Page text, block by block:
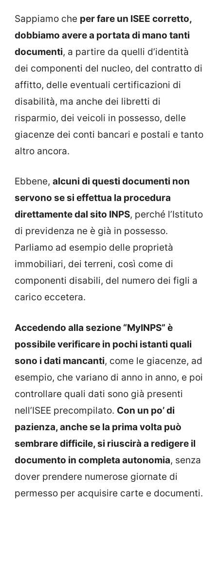
Sappiamo che per fare un ISEE corretto,
dobbiamo avere a portata di mano tanti
documenti, a partire da quelli d’identità
dei componenti del nucleo, del contratto di
affitto, delle eventuali certificazioni di
disabilità, ma anche dei libretti di
risparmio, dei veicoli in possesso, delle
giacenze dei conti bancari e postali e tanto
altro ancora.
Ebbene, alcuni di questi documenti non
servono se si effettua la procedura
direttamente dal sito INPS, perché l’Istituto
di previdenza ne è già in possesso.
Parliamo ad esempio delle proprietà
immobiliari, dei terreni, così come di
componenti disabili, del numero dei figli a
carico eccetera.
Accedendo alla sezione “MyINPS” è
possibile verificare in pochi istanti quali
sono i dati mancanti, come le giacenze, ad
esempio, che variano di anno in anno, e poi
controllare quali dati sono già presenti
nell’ISEE precompilato. Con un po’ di
pazienza, anche se la prima volta può
sembrare difficile, si riuscirà a redigere il
documento in completa autonomia, senza
dover prendere numerose giornate di
permesso per acquisire carte e documenti.